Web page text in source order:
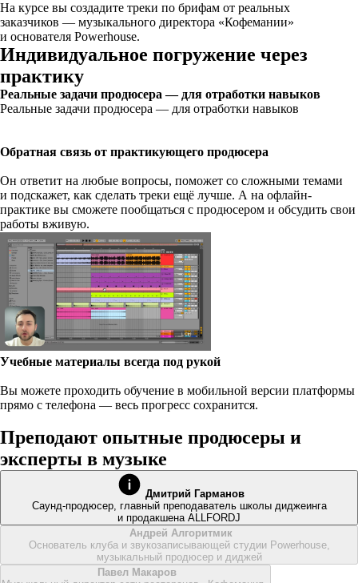
На курсе вы создадите треки по брифам от реальных
заказчиков — музыкального директора «Кофемании»
и основателя Powerhouse.
Индивидуальное погружение через
практику
Реальные задачи продюсера — для отработки навыков
Реальные задачи продюсера — для отработки навыков
Обратная связь от практикующего продюсера
Он ответит на любые вопросы, поможет со сложными темами
и подскажет, как сделать треки ещё лучше. А на офлайн-
практике вы сможете пообщаться с продюсером и обсудить свои
работы вживую.
Учебные материалы всегда под рукой
Вы можете проходить обучение в мобильной версии платформы
прямо с телефона — весь прогресс сохранится.
Преподают опытные продюсеры и
эксперты в музыке
Дмитрий Гарманов
Саунд-продюсер, главный преподаватель школы диджеинга
и продакшена ALLFORDJ
Андрей Алгоритмик
Основатель клуба и звукозаписывающей студии Powerhouse,
музыкальный продюсер и диджей
Павел Макаров